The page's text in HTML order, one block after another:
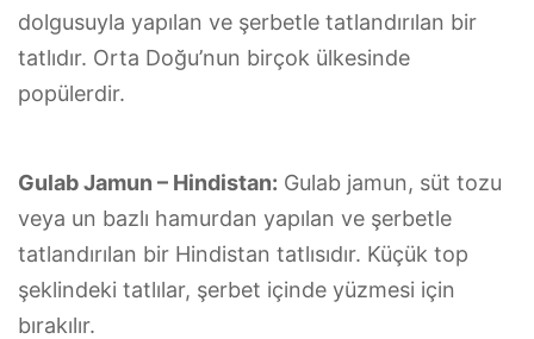
dolgusuyla yapılan ve şerbetle tatlandırılan bir
tatlıdır. Orta Doğu’nun birçok ülkesinde
popülerdir.
Gulab Jamun – Hindistan: Gulab jamun, süt tozu
veya un bazlı hamurdan yapılan ve şerbetle
tatlandırılan bir Hindistan tatlısıdır. Küçük top
şeklindeki tatlılar, şerbet içinde yüzmesi için
bırakılır.